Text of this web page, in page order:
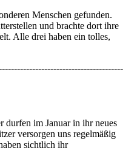
Menschen gefunden.
und brachte dort ihre
Alle drei haben ein tolles,
durfen im Januar in ihr neues
versorgen uns regelmäßig
sichtlich ihr